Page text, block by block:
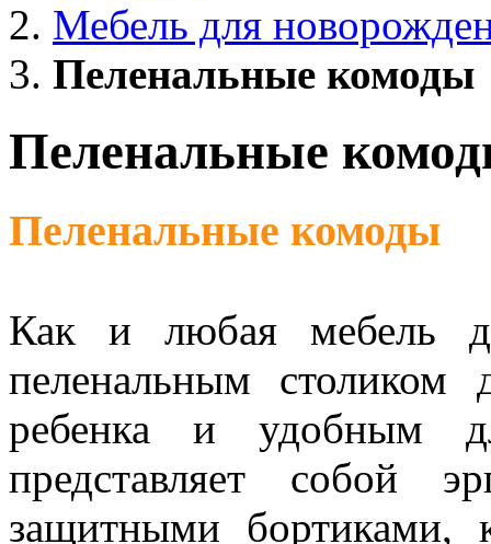
Мебель для
Пеленальные комоды
Пеленальные
Пеленальные комоды
Как и любая мебель
пеленальным
ребенка и удобным
представляет собой
защитными бортиками,